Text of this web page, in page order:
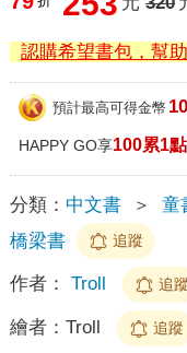
認購希望書包，幫
預計最高可得金幣 10
HAPPY GO享100累1
分類： 中文書 ＞ 童
橋梁書
追蹤
作者： Troll 追蹤
繪者： Troll 追蹤